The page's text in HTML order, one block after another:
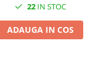
22 IN STOC
ADAUGA IN COS